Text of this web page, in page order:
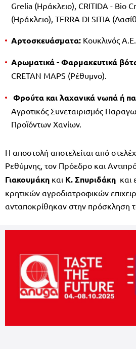
Grelia (Ηράκλειο), CRITIDA - Bio
(Ηράκλειο), TERRA DI SITIA
Αρτοσκευάσματα: Κουκλινός
Αρωματικά - Φαρμακευτικά
CRETAN MAPS (Ρέθυμνο).
Φρούτα και λαχανικά νωπά ή
Αγροτικός Συνεταιρισμός
Προϊόντων Χανίων.
Η αποστολή αποτελείται από
Ρεθύμνης, τον Πρόεδρο και
Γιακουμάκη και Κ. Σπυριδάκη και
κρητικών αγροδιατροφικών
ανταποκρίθηκαν στην πρόσκληση